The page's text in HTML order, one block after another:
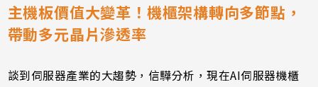
主機板價值大變革！機櫃架構轉向多節點，
帶動多元晶片滲透率
談到伺服器產業的大趨勢，信驊分析，現在AI伺服器機櫃